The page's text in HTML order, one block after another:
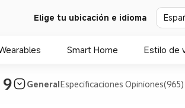
Elige tu ubicación e idioma
Smart Home Estilo de
GeneralEspecificaciones Opiniones(965)